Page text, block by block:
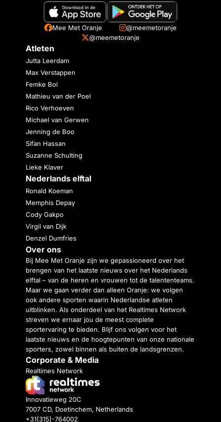
Mee Met Oranje
@meemetoranje
@meemetoranje
Atleten
Jutta Leerdam
Max Verstappen
Femke Bol
Mathieu van der Poel
Rico Verhoeven
Michael van Gerwen
Jenning de Boo
Sifan Hassan
Suzanne Schulting
Lieke Klaver
Nederlands elftal
Ronald Koeman
Memphis Depay
Cody Gakpo
Virgil van Dijk
Denzel Dumfries
Over ons
Bij Mee Met Oranje zijn we gepassioneerd over het
brengen van het laatste nieuws over het Nederlands
elftal – van de heren en vrouwen tot de talententeams.
Maar we gaan verder dan alleen Oranje: we volgen
ook andere sporten waarin Nederlandse atleten
uitblinken. Als onderdeel van het Realtimes Network
streven we ernaar jou de meest complete
sportervaring te bieden. Blijf ons volgen voor het
laatste nieuws en de hoogtepunten van onze nationale
sporters, zowel binnen als buiten de landsgrenzen.
Corporate & Media
Realtimes Network
Innovatieweg 20C
7007 CD, Doetinchem, Netherlands
+31(315)-764002